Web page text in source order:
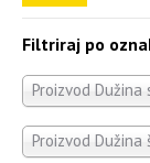
Filtriraj po
Proizvod Dužina
Proizvod Dužina